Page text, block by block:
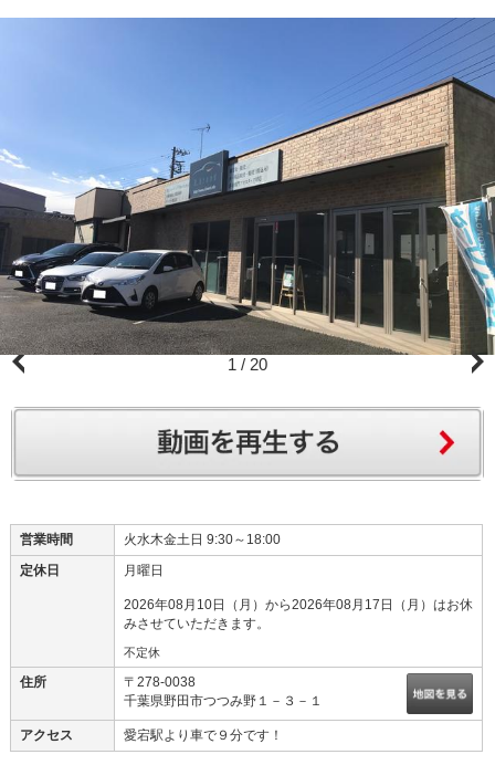
株式会社Ｄブランド 外観
1 / 20
営業時間
火水木金土日 9:30～18:00
定休日
月曜日
2026年08月10日（月）から2026年08月17日（月）はお休
みさせていただきます。
不定休
住所
〒278-0038
千葉県野田市つつみ野１－３－１
アクセス 愛宕駅より車で９分です！